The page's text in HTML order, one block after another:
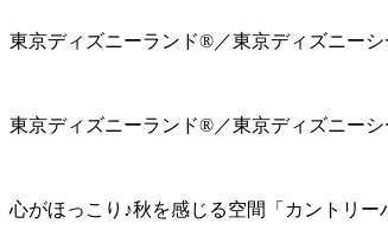
東京ディズニーランド®／東京ディズニー
東京ディズニーランド®／東京ディズニー
心がほっこり♪秋を感じる空間「カントリー